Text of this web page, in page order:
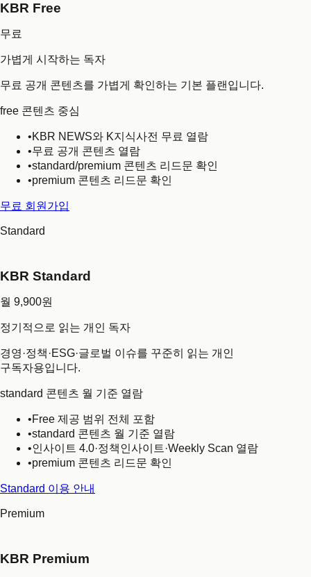
KBR Free
무료
가볍게 시작하는 독자
무료 공개 콘텐츠를 가볍게 확인하는 기본 플랜입니다.
free 콘텐츠 중심
•KBR NEWS와 K지식사전 무료 열람
•무료 공개 콘텐츠 열람
•standard/premium 콘텐츠 리드문 확인
•premium 콘텐츠 리드문 확인
무료 회원가입
Standard
KBR Standard
월 9,900원
정기적으로 읽는 개인 독자
경영·정책·ESG·글로벌 이슈를 꾸준히 읽는 개인
구독자용입니다.
standard 콘텐츠 월 기준 열람
•Free 제공 범위 전체 포함
•standard 콘텐츠 월 기준 열람
•인사이트 4.0·정책인사이트·Weekly Scan 열람
•premium 콘텐츠 리드문 확인
Standard 이용 안내
Premium
KBR Premium